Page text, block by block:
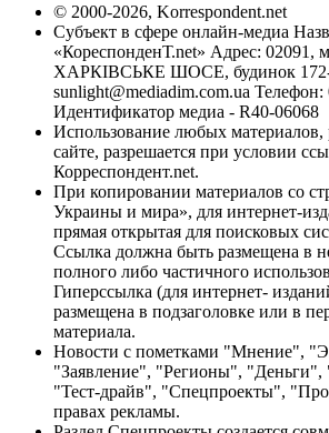
© 2000-2026, Korrespondent.net
Субъект в сфере онлайн-медиа
«КореспонденТ.net» Адрес: 02091,
ХАРКІВСЬКЕ ШОСЕ, будинок 172-
sunlight@mediadim.com.ua Телефон:
Идентификатор медиа - R40-06068
Использование любых
сайте, разрешается при условии
Корреспондент.net.
При копировании материалов со
Украины и мира», для интернет-
прямая открытая для поисковых
Ссылка должна быть размещена в
полного либо частичного
Гиперссылка (для интернет-
размещена в подзаголовке или в
материала.
Новости с пометками "Мнение",
"Заявление", "Регионы",
"Тест-драйв", "Спецпроекты",
правах рекламы.